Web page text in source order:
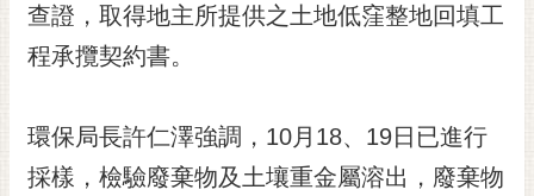
查證，取得地主所提供之土地低窪整地回填工
程承攬契約書。
環保局長許仁澤強調，10月18、19日已進行
採樣，檢驗廢棄物及土壤重金屬溶出，廢棄物